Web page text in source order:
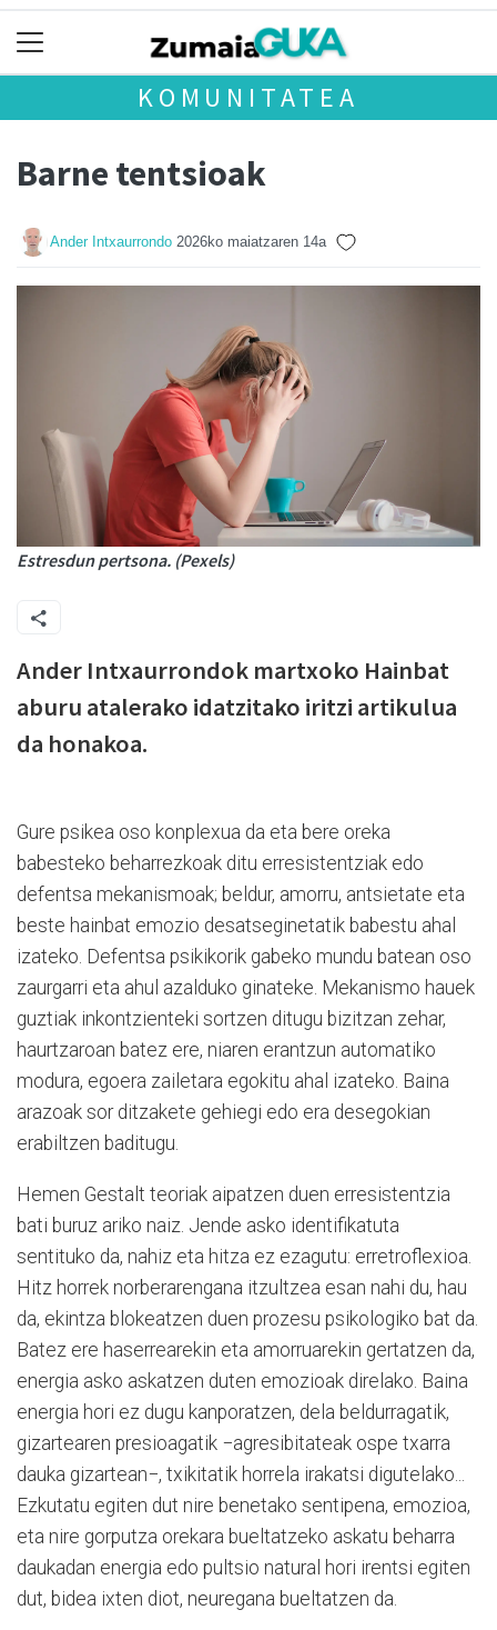
KOMUNITATEA
Barne tentsioak
Ander Intxaurrondo 2026ko maiatzaren 14a
Estresdun pertsona. (Pexels)
Ander Intxaurrondok martxoko Hainbat
aburu atalerako idatzitako iritzi artikulua
da honakoa.
Gure psikea oso konplexua da eta bere oreka
babesteko beharrezkoak ditu erresistentziak edo
defentsa mekanismoak; beldur, amorru, antsietate eta
beste hainbat emozio desatseginetatik babestu ahal
izateko. Defentsa psikikorik gabeko mundu batean oso
zaurgarri eta ahul azalduko ginateke. Mekanismo hauek
guztiak inkontzienteki sortzen ditugu bizitzan zehar,
haurtzaroan batez ere, niaren erantzun automatiko
modura, egoera zailetara egokitu ahal izateko. Baina
arazoak sor ditzakete gehiegi edo era desegokian
erabiltzen baditugu.
Hemen Gestalt teoriak aipatzen duen erresistentzia
bati buruz ariko naiz. Jende asko identifikatuta
sentituko da, nahiz eta hitza ez ezagutu: erretroflexioa.
Hitz horrek norberarengana itzultzea esan nahi du, hau
da, ekintza blokeatzen duen prozesu psikologiko bat da.
Batez ere haserrearekin eta amorruarekin gertatzen da,
energia asko askatzen duten emozioak direlako. Baina
energia hori ez dugu kanporatzen, dela beldurragatik,
gizartearen presioagatik −agresibitateak ospe txarra
dauka gizartean−, txikitatik horrela irakatsi digutelako...
Ezkutatu egiten dut nire benetako sentipena, emozioa,
eta nire gorputza orekara bueltatzeko askatu beharra
daukadan energia edo pultsio natural hori irentsi egiten
dut, bidea ixten diot, neuregana bueltatzen da.